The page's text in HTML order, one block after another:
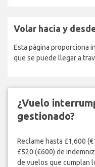
Volar hacia y
Esta página proporciona
que se puede llegar a
¿Vuelo
gestionado?
Reclame hasta £1,600
£520 (€600) de
de vuelos que cumplan